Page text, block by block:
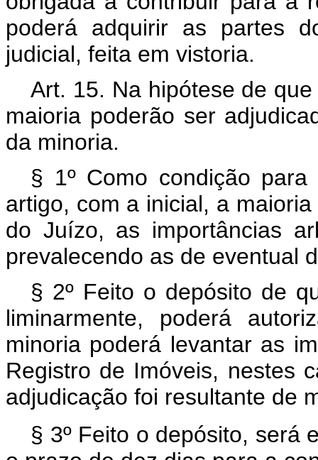
poderá adquirir as partes
judicial, feita em vistoria.
Art. 15. Na hipótese de
maioria poderão ser
da minoria.
§ 1º Como condição
artigo, com a inicial, a
do Juízo, as importâncias
prevalecendo as de eventual
§ 2º Feito o depósito de
liminarmente, poderá
minoria poderá levantar as
Registro de Imóveis, nestes
adjudicação foi resultante de
§ 3º Feito o depósito, será